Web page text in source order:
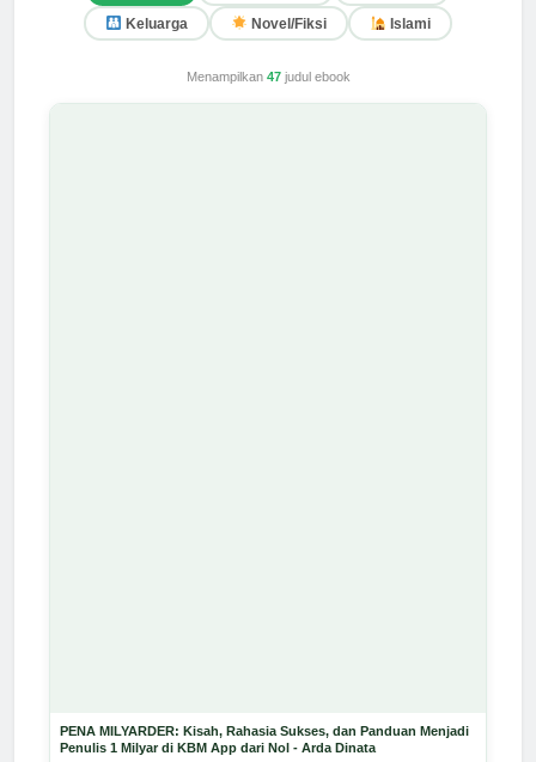
Keluarga Novel/Fiksi Islami
Menampilkan 47judul ebook
PENA MILYARDER: Kisah, Rahasia Sukses, dan Panduan Menjadi
Penulis 1 Milyar di KBM App dari Nol - Arda Dinata